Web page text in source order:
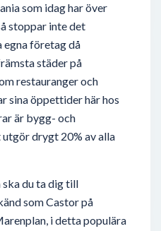
som idag har över
stoppar inte det
företag då
städer på
restauranger och
sina öppettider här hos
är bygg- och
drygt 20% av alla
du ta dig till
som Castor på
i detta populära